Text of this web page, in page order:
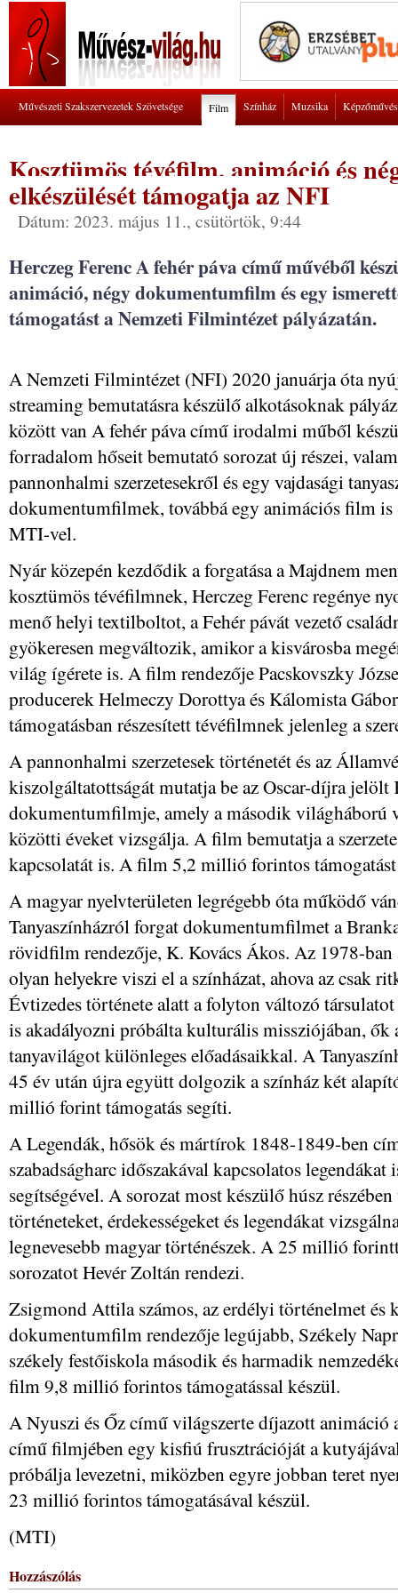
Művészeti Szakszervezetek Szövetsége Film Színház Muzsika
Kosztümös tévéfilm, animáció és
elkészülését támogatja az NFI
Dátum: 2023. május 11., csütörtök, 9:44
Herczeg Ferenc A fehér páva című művéből
animáció, négy dokumentumfilm és egy
támogatást a Nemzeti Filmintézet pályázatán.
A Nemzeti Filmintézet (NFI) 2020 januárja óta
streaming bemutatásra készülő alkotásoknak
között van A fehér páva című irodalmi műből
forradalom hőseit bemutató sorozat új részei,
pannonhalmi szerzetesekről és egy vajdasági
dokumentumfilmek, továbbá egy animációs film is
MTI-vel.
Nyár közepén kezdődik a forgatása a Majdnem
kosztümös tévéfilmnek, Herczeg Ferenc regénye
menő helyi textilboltot, a Fehér pávát vezető
gyökeresen megváltozik, amikor a kisvárosba
világ ígérete is. A film rendezője Pacskovszky
producerek Helmeczy Dorottya és Kálomista
támogatásban részesített tévéfilmnek jelenleg a
A pannonhalmi szerzetesek történetét és az
kiszolgáltatottságát mutatja be az Oscar-díjra jelölt
dokumentumfilmje, amely a második világháború
közötti éveket vizsgálja. A film bemutatja a
kapcsolatát is. A film 5,2 millió forintos
A magyar nyelvterületen legrégebb óta működő
Tanyaszínházról forgat dokumentumfilmet a
rövidfilm rendezője, K. Kovács Ákos. Az 1978-
olyan helyekre viszi el a színházat, ahova az csak
Évtizedes története alatt a folyton változó
is akadályozni próbálta kulturális missziójában, ők
tanyavilágot különleges előadásaikkal. A
45 év után újra együtt dolgozik a színház két
millió forint támogatás segíti.
A Legendák, hősök és mártírok 1848-1849-ben
szabadságharc időszakával kapcsolatos
segítségével. A sorozat most készülő húsz
történeteket, érdekességeket és legendákat
legnevesebb magyar történészek. A 25 millió
sorozatot Hevér Zoltán rendezi.
Zsigmond Attila számos, az erdélyi történelmet és
dokumentumfilm rendezője legújabb, Székely
székely festőiskola második és harmadik
film 9,8 millió forintos támogatással készül.
A Nyuszi és Őz című világszerte díjazott
című filmjében egy kisfiú frusztrációját a
próbálja levezetni, miközben egyre jobban teret
23 millió forintos támogatásával készül.
(MTI)
Hozzászólás